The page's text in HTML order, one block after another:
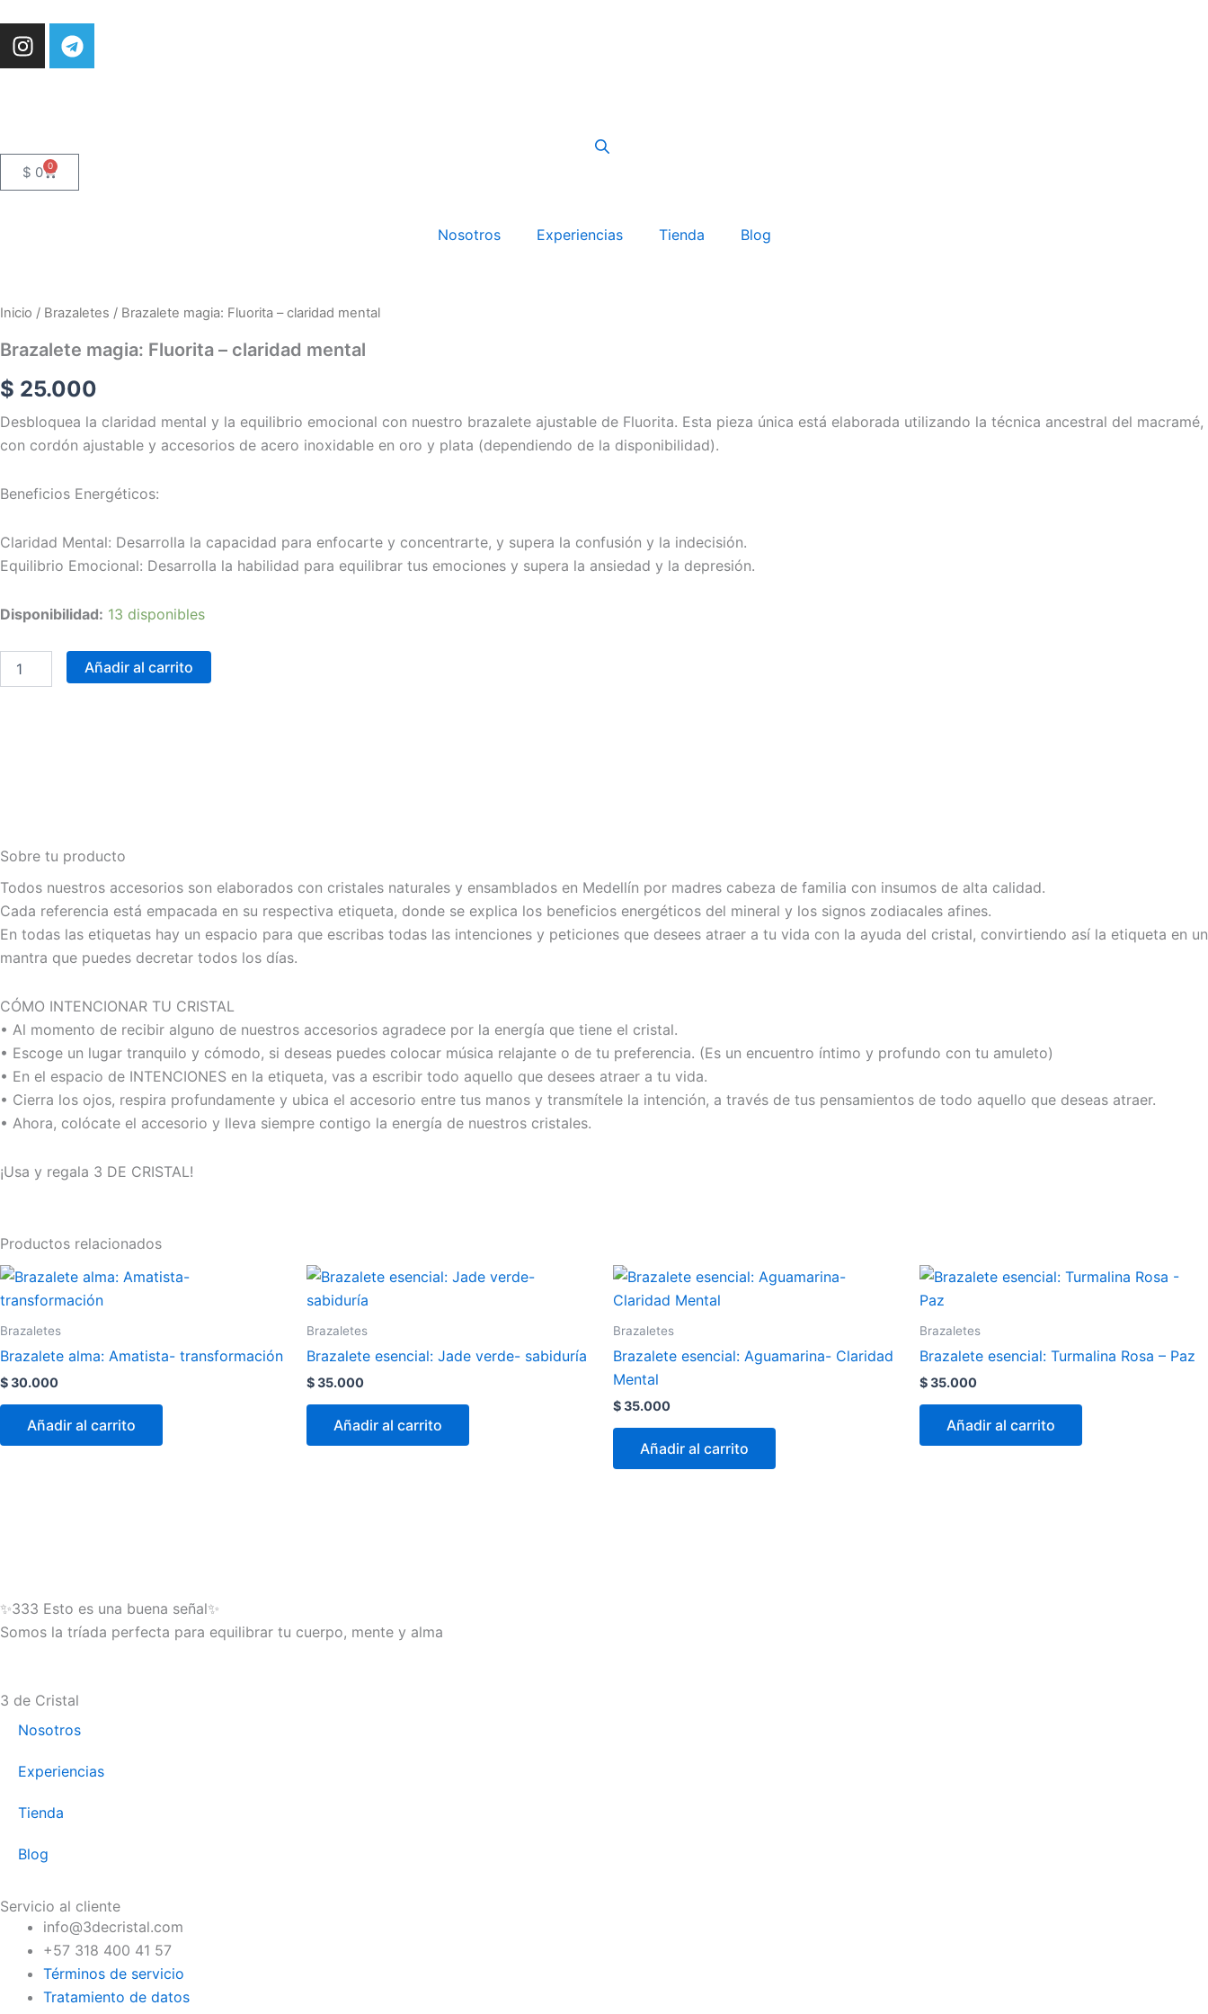
contenido
I
n
r
a
T
e
m
$ 0 0
Cart
Nosotros Experiencias Tienda Blog
Inicio / Brazaletes / Brazalete magia: Fluorita – claridad mental
Brazalete magia: Fluorita – claridad mental
$ 25.000
Desbloquea la claridad mental y la equilibrio emocional con nuestro brazalete ajustable de Fluorita. Esta pieza única está elaborada utilizando la técnica ancestral del macramé,
con cordón ajustable y accesorios de acero inoxidable en oro y plata (dependiendo de la disponibilidad).
Beneficios Energéticos:
Claridad Mental: Desarrolla la capacidad para enfocarte y concentrarte, y supera la confusión y la indecisión.
Equilibrio Emocional: Desarrolla la habilidad para equilibrar tus emociones y supera la ansiedad y la depresión.
Disponibilidad: 13 disponibles
Brazalete
magia:
Añadir al carrito
Sobre tu producto
Todos nuestros accesorios son elaborados con cristales naturales y ensamblados en Medellín por madres cabeza de familia con insumos de alta calidad.
Cada referencia está empacada en su respectiva etiqueta, donde se explica los beneficios energéticos del mineral y los signos zodiacales afines.
En todas las etiquetas hay un espacio para que escribas todas las intenciones y peticiones que desees atraer a tu vida con la ayuda del cristal, convirtiendo así la etiqueta en un
mantra que puedes decretar todos los días.
CÓMO INTENCIONAR TU CRISTAL
• Al momento de recibir alguno de nuestros accesorios agradece por la energía que tiene el cristal.
• Escoge un lugar tranquilo y cómodo, si deseas puedes colocar música relajante o de tu preferencia. (Es un encuentro íntimo y profundo con tu amuleto)
• En el espacio de INTENCIONES en la etiqueta, vas a escribir todo aquello que desees atraer a tu vida.
• Cierra los ojos, respira profundamente y ubica el accesorio entre tus manos y transmítele la intención, a través de tus pensamientos de todo aquello que deseas atraer.
• Ahora, colócate el accesorio y lleva siempre contigo la energía de nuestros cristales.
¡Usa y regala 3 DE CRISTAL!
Productos relacionados
Brazaletes
Brazalete alma: Amatista- transformación
$30.000
Añadir al carrito
Brazaletes
Brazalete esencial: Jade verde- sabiduría
$35.000
Añadir al carrito
Brazaletes
Brazalete esencial: Aguamarina- Claridad
Mental
$35.000
Añadir al carrito
Brazaletes
Brazalete esencial: Turmalina Rosa – Paz
$35.000
Añadir al carrito
✨333 Esto es una buena señal✨
Somos la tríada perfecta para equilibrar tu cuerpo, mente y alma
3 de Cristal
Nosotros
Experiencias
Tienda
Blog
Servicio al cliente
info@3decristal.com
+57 318 400 41 57
Términos de servicio
Tratamiento de datos